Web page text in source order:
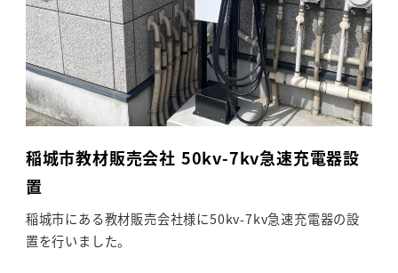
稲城市教材販売会社 50kv-7kv急速充電器設
置
稲城市にある教材販売会社様に50kv-7kv急速充電器の設
置を行いました。